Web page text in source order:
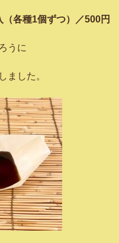
各種1個ずつ）／500円
うに
ました。